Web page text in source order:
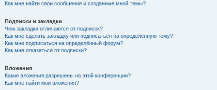
Как мне найти свои сообщения и созданные мной темы?
Подписки и закладки
Чем закладки отличаются от подписок?
Как мне сделать закладку или подписаться на определённую тему?
Как мне подписаться на определённый форум?
Как мне отказаться от подписки?
Вложения
Какие вложения разрешены на этой конференции?
Как мне найти мои вложения?